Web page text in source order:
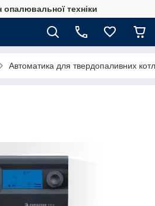
техніки
Автоматика для твердопаливних